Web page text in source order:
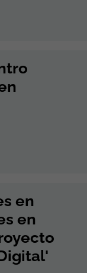
en
en